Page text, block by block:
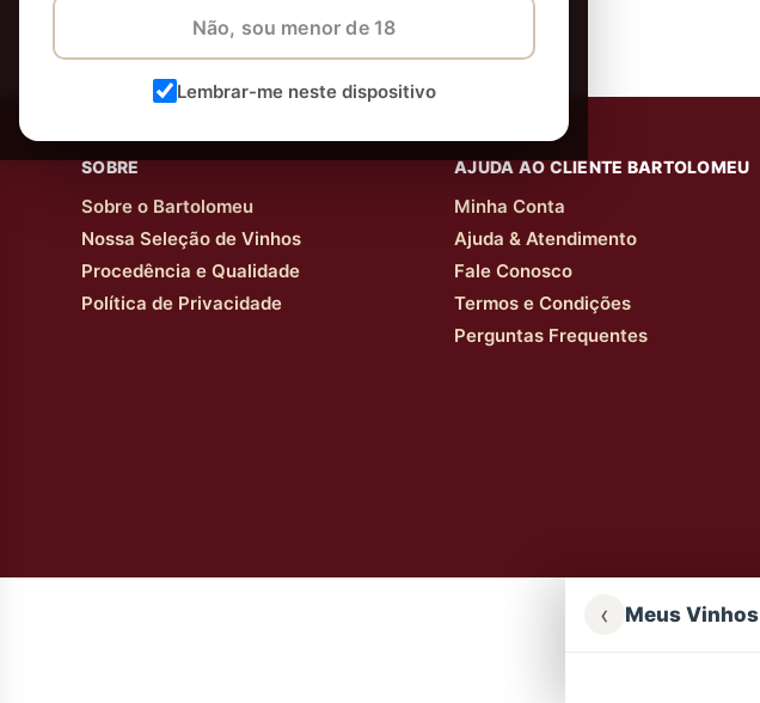
Não, sou menor de 18
Lembrar-me neste dispositivo
SOBRE
Sobre o Bartolomeu
Nossa Seleção de Vinhos
Procedência e Qualidade
Política de Privacidade
AJUDA AO CLIENTE BARTOLOMEU
Minha Conta
Ajuda & Atendimento
Fale Conosco
Termos e Condições
Perguntas Frequentes
‹ Meus Vinhos